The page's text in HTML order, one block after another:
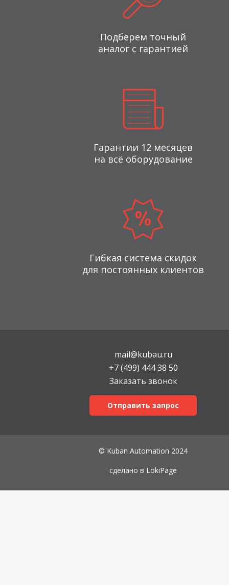
Подберем точный
аналог с гарантией
Гарантии 12 месяцев
на всё оборудование
Гибкая система скидок
для постоянных клиентов
mail@kubau.ru
+7 (499) 444 38 50
Заказать звонок
Отправить запрос
© Kuban Automation 2024
сделано в LokiPage